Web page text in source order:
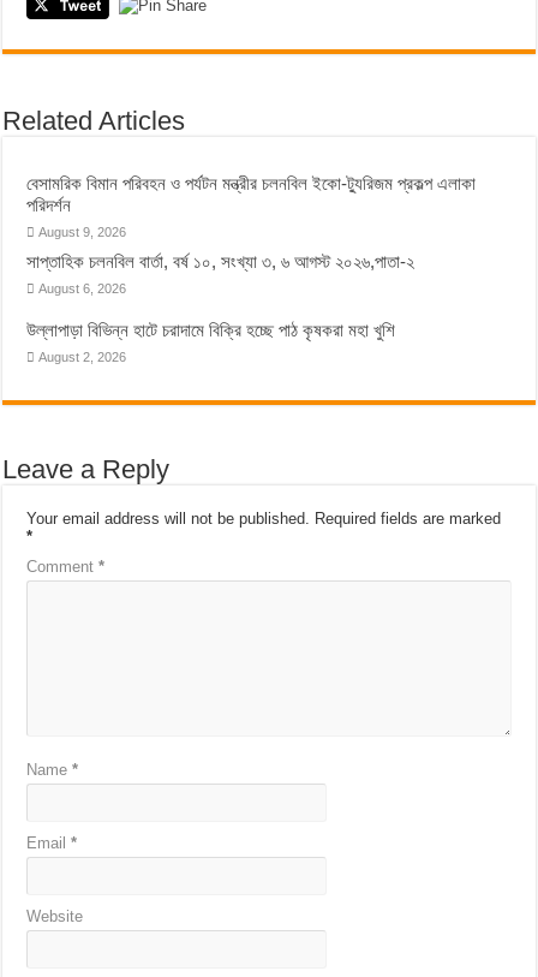
Related Articles
বেসামরিক বিমান পরিবহন ও পর্যটন মন্ত্রীর চলনবিল ইকো-ট্যুরিজম প্রকল্প এলাকা
পরিদর্শন
August 9, 2026
সাপ্তাহিক চলনবিল বার্তা, বর্ষ ১০, সংখ্যা ৩, ৬ আগস্ট ২০২৬,পাতা-২
August 6, 2026
উল্লাপাড়া বিভিন্ন হাটে চরাদামে বিক্রি হচ্ছে পাঠ কৃষকরা মহা খুশি
August 2, 2026
Leave a Reply
Your email address will not be published. Required fields are marked
*
Comment*
Name*
Email*
Website